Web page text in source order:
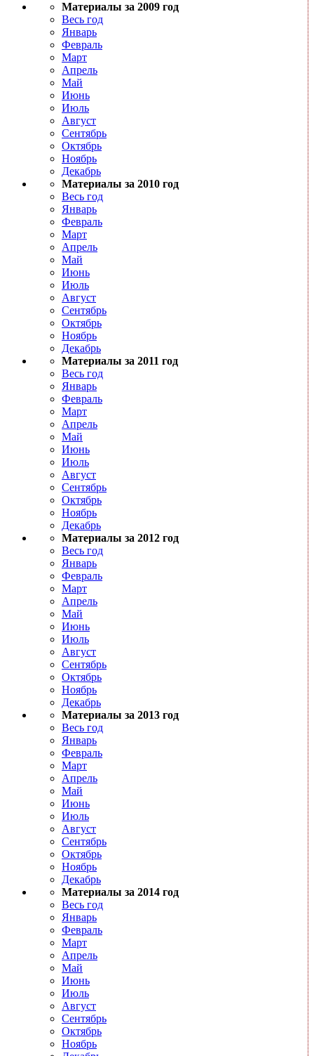
Материалы за 2009 год
Весь год
Январь
Февраль
Март
Апрель
Май
Июнь
Июль
Август
Сентябрь
Октябрь
Ноябрь
Декабрь
Материалы за 2010 год
Весь год
Январь
Февраль
Март
Апрель
Май
Июнь
Июль
Август
Сентябрь
Октябрь
Ноябрь
Декабрь
Материалы за 2011 год
Весь год
Январь
Февраль
Март
Апрель
Май
Июнь
Июль
Август
Сентябрь
Октябрь
Ноябрь
Декабрь
Материалы за 2012 год
Весь год
Январь
Февраль
Март
Апрель
Май
Июнь
Июль
Август
Сентябрь
Октябрь
Ноябрь
Декабрь
Материалы за 2013 год
Весь год
Январь
Февраль
Март
Апрель
Май
Июнь
Июль
Август
Сентябрь
Октябрь
Ноябрь
Декабрь
Материалы за 2014 год
Весь год
Январь
Февраль
Март
Апрель
Май
Июнь
Июль
Август
Сентябрь
Октябрь
Ноябрь